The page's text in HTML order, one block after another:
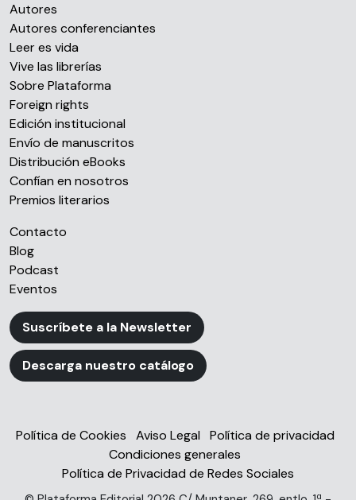
Las cookies de este sitio web se usan para personalizar
el contenido y los anuncios, ofrecer funciones de redes
sociales y analizar el tráfico. Además, compartimos
información sobre el uso que haga del sitio web con
nuestros partners de redes sociales, publicidad y análisis
web, quienes pueden combinarla con otra información
que les haya proporcionado o que hayan recopilado a
partir del uso que haya hecho de sus servicios.
Autores
Autores conferenciantes
Leer es vida
Vive las librerías
Sobre Plataforma
Foreign rights
Edición institucional
Envío de manuscritos
Distribución eBooks
Confían en nosotros
Premios literarios
Contacto
Blog
Podcast
Eventos
Suscríbete a la Newsletter
Descarga nuestro catálogo
Política de Cookies Aviso Legal
Política de privacidad
Condiciones generales
Política de Privacidad de Redes Sociales